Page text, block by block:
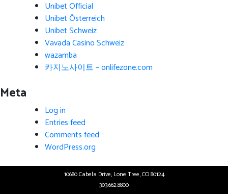
Unibet Official
Unibet Österreich
Unibet Schweiz
Vavada Casino Schweiz
wazamba
카지노사이트 – onlifezone.com
Meta
Log in
Entries feed
Comments feed
WordPress.org
10680 Cabela Drive, Lone Tree, CO 80124
303.662.8800